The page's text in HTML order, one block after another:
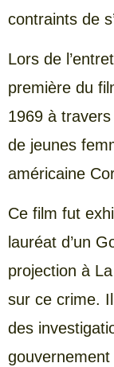
contraints de
Lors de
première du
1969 à
de jeunes
américaine
Ce film fut
lauréat d’un
projection à
sur ce crime.
des